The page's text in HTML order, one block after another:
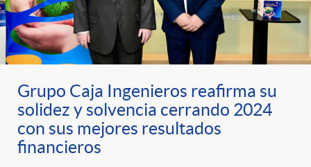
Grupo Caja Ingenieros reafirma su
solidez y solvencia cerrando 2024
con sus mejores resultados
financieros